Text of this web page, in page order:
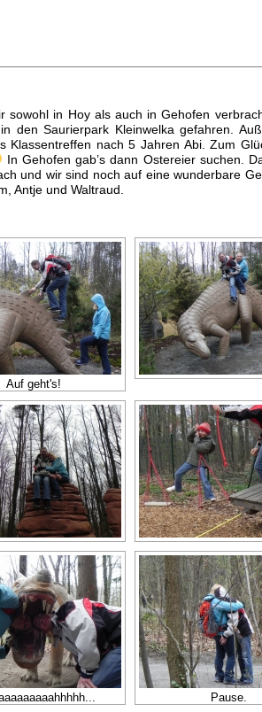
sowohl in Hoy als auch in Gehofen
den Saurierpark Kleinwelka gefahren.
Klassentreffen nach 5 Jahren Abi. Zum
In Gehofen gab’s dann Ostereier suchen.
und wir sind noch auf eine wunderbare
Antje und Waltraud.
Auf geht's!
Pause.